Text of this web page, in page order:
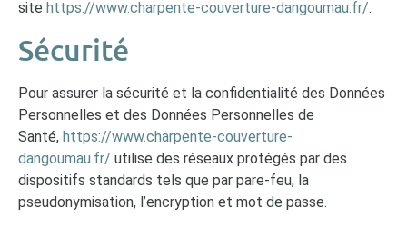
site https://www.charpente-couverture-dangoumau.fr/.
Sécurité
Pour assurer la sécurité et la confidentialité des Données
Personnelles et des Données Personnelles de
Santé, https://www.charpente-couverture-
dangoumau.fr/ utilise des réseaux protégés par des
dispositifs standards tels que par pare-feu, la
pseudonymisation, l’encryption et mot de passe.